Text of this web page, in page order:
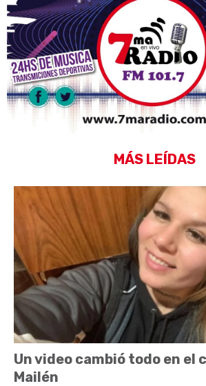
MÁS LEÍDAS
Un video cambió todo en el
Mailén